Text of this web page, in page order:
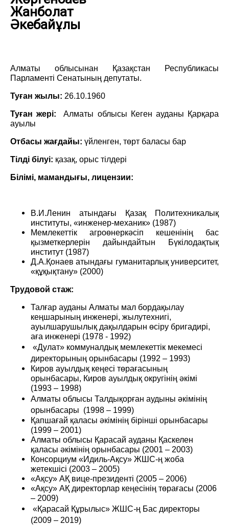
Жанболат
Әкебайұлы
Алматы облысынан Қазақстан Республикасы
Парламенті Сенатының депутаты.
Туған жылы: 26.10.1960
Туған жері:Алматы облысы Кеген ауданы Қарқара
ауылы
Отбасы жағдайы: үйленген, төрт баласы бар
Тілді білуі: қазақ, орыс тілдері
Білімі, мамандығы, лицензии:
В.И.Ленин атындағы Қазақ Политехникалық
институты, «инженер-механик» (1987)
Мемлекеттік агроөнеркәсіп кешенінің бас
қызметкерлерін дайындайтын Бүкілодақтық
институт (1987)
Д.А.Қонаев атындағы гуманитарлық университет,
«құқықтану» (2000)
Трудовой стаж:
Талғар ауданы Алматы мал бордақылау
кеңшарының инженері, жылутехнигі,
ауылшарушылық дақылдарын өсіру бригадирі,
аға инженері (1978 - 1992)
«Дулат» коммуналдық мемлекеттік мекемесі
директорының орынбасары (1992 – 1993)
Киров ауылдық кеңесі төрағасының
орынбасары, Киров ауылдық округінің әкімі
(1993 – 1998)
Алматы облысы Талдықорған аудыны әкімінің
орынбасары (1998 – 1999)
Қапшағай қаласы әкімінің бірінші орынбасары
(1999 – 2001)
Алматы облысы Қарасай ауданы Қаскелен
қаласы әкімінің орынбасары (2001 – 2003)
Консорциум «Идиль-Ақсу» ЖШС-ң жоба
жетекшісі (2003 – 2005)
«Ақсу» АҚ вице-президенті (2005 – 2006)
«Ақсу» АҚ директорлар кеңесінің төрағасы (2006
– 2009)
«Қарасай Құрылыс» ЖШС-ң Бас директоры
(2009 – 2019)